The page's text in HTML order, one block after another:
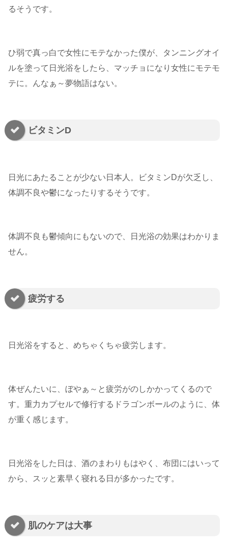
るそうです。
ひ弱で真っ白で女性にモテなかった僕が、タンニングオイ
ルを塗って日光浴をしたら、マッチョになり女性にモテモ
テに。んなぁ～夢物語はない。
ビタミンD
日光にあたることが少ない日本人。ビタミンDが欠乏し、
体調不良や鬱になったりするそうです。
体調不良も鬱傾向にもないので、日光浴の効果はわかりま
せん。
疲労する
日光浴をすると、めちゃくちゃ疲労します。
体ぜんたいに、ぼやぁ～と疲労がのしかかってくるので
す。重力カプセルで修行するドラゴンボールのように、体
が重く感じます。
日光浴をした日は、酒のまわりもはやく、布団にはいって
から、スッと素早く寝れる日が多かったです。
肌のケアは大事